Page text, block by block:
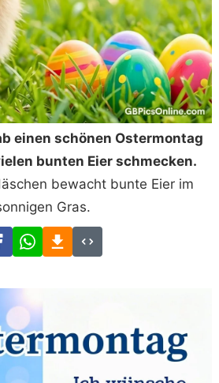
einen schönen Ostermontag
bunten Eier schmecken.
bewacht bunte Eier im
Gras.